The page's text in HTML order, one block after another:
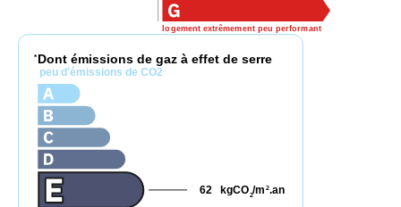
logement extrêmement peu performant
* Dont émissions de gaz à effet de serre
peu d'émissions de CO2
kgCO2/m 2.an
62